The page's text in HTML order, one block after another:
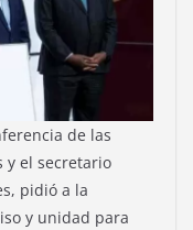
de las
y el secretario
pidió a la
y unidad para